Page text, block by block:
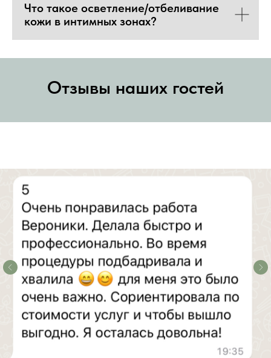
Что такое осветление/отбеливание
кожи в интимных зонах?
Отзывы наших гостей